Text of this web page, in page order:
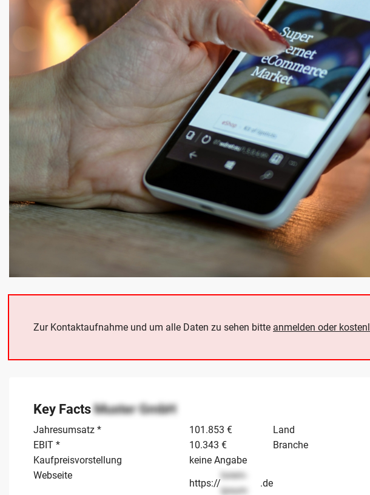
Zur Kontaktaufnahme und um alle Daten zu sehen bitte anmelden oder
Key FactsMuster GmbH
Jahresumsatz *
101.853 €
EBIT *
10.343 €
Kaufpreisvorstellung
keine Angabe
Webseite
https://
lorem-
ipsum
.de
Land
Branche